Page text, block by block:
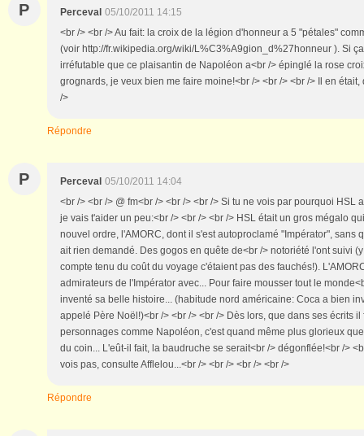
P Perceval 05/10/2011 14:15
<br /> <br /> Au fait: la croix de la légion d'honneur a 5 "pétales"
(voir http://fr.wikipedia.org/wiki/L%C3%A9gion_d%27honneur ). Si
irréfutable que ce plaisantin de Napoléon a<br /> épinglé la rose
grognards, je veux bien me faire moine!<br /> <br /> <br /> Il en était,
/>
Répondre
P Perceval 05/10/2011 14:04
<br /> <br /> @ fm<br /> <br /> <br /> Si tu ne vois par pourquoi HSL
je vais t'aider un peu:<br /> <br /> <br /> HSL était un gros mégalo
nouvel ordre, l'AMORC, dont il s'est autoproclamé "Impérator", sans
ait rien demandé. Des gogos en quête de<br /> notoriété l'ont suivi
compte tenu du coût du voyage c'étaient pas des fauchés!).
admirateurs de l'Impérator avec... Pour faire mousser tout le
inventé sa belle histoire... (habitude nord américaine: Coca a bien
appelé Père Noël!)<br /> <br /> <br /> Dès lors, que dans ses écrits
personnages comme Napoléon, c'est quand même plus glorieux
du coin... L'eût-il fait, la baudruche se serait<br /> dégonflée!<br />
vois pas, consulte Afflelou...<br /> <br /> <br /> <br />
Répondre